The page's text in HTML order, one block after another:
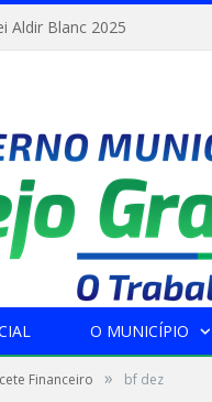
Aldir Blanc 2025
O MUNICÍPIO
Financeiro » bf dez